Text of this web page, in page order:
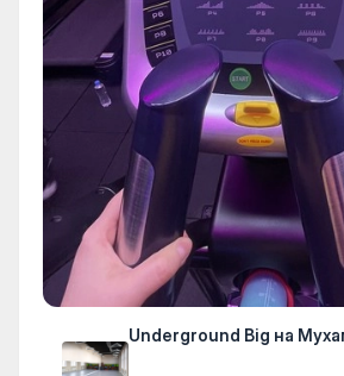
Underground Big на